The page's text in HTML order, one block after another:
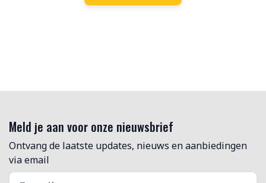
Meld je aan voor onze nieuwsbrief
Ontvang de laatste updates, nieuws en aanbiedingen
via email